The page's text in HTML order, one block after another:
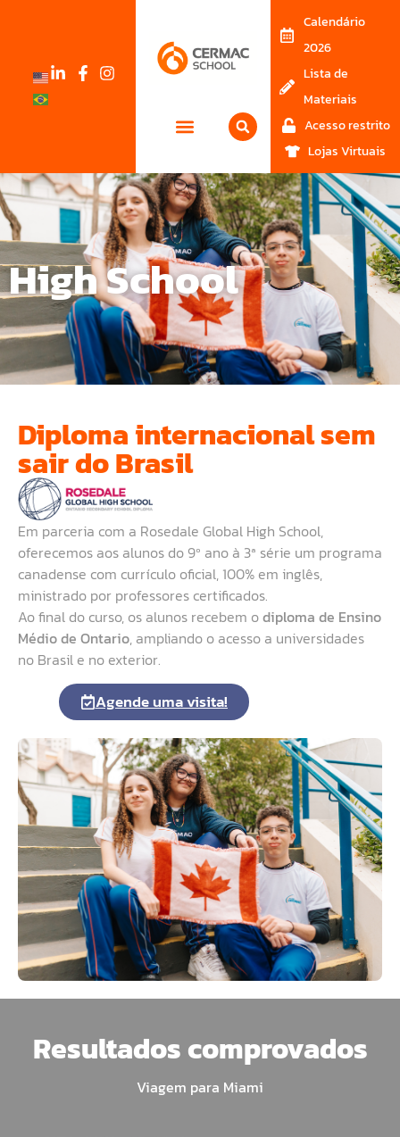
Calendário
2026
Lista de
Materiais
Acesso restrito
Lojas Virtuais
High School
Diploma internacional sem
sair do Brasil
Em parceria com a Rosedale Global High School,
oferecemos aos alunos do 9º ano à 3ª série um programa
canadense com currículo oficial, 100% em inglês,
ministrado por professores certificados.
Ao final do curso, os alunos recebem odiploma de Ensino
Médio de Ontario, ampliando o acesso a universidades
no Brasil e no exterior.
Agende uma visita!
Resultados comprovados
Viagem para Miami